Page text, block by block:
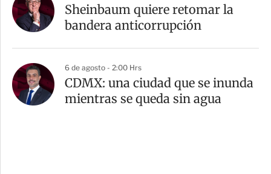
Sheinbaum quiere retomar la
bandera anticorrupción
6 de agosto - 2:00 Hrs
CDMX: una ciudad que se inunda
mientras se queda sin agua